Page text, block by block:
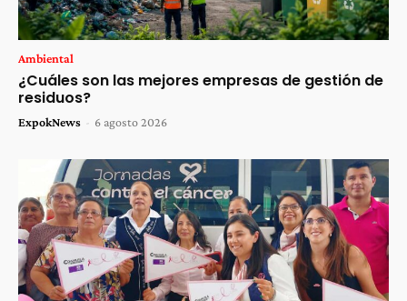
Ambiental
¿Cuáles son las mejores empresas de gestión de
residuos?
ExpokNews - 6 agosto 2026